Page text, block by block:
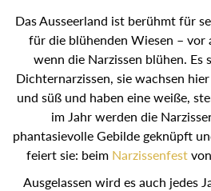
Das Ausseerland ist berühmt für
für die blühenden Wiesen – vor
wenn die Narzissen blühen. Es
Dichternarzissen, sie wachsen
und süß und haben eine weiße,
im Jahr werden die
phantasievolle Gebilde geknüpft
feiert sie: beim Narzissenfestvon
Ausgelassen wird es auch jedes